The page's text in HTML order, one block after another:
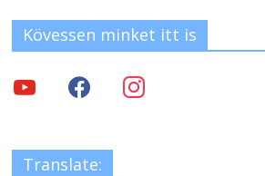
Kövessen minket itt is
Translate: